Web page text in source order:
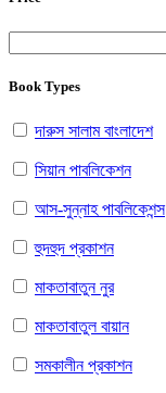
Book Types
দারুস সালাম বাংলাদেশ
সিয়ান পাবলিকেশন
আস-সুন্নাহ পাবলিকেশন্স
হুদহুদ প্রকাশন
মাকতাবাতুন নুর
মাকতাবাতুল বায়ান
সমকালীন প্রকাশন